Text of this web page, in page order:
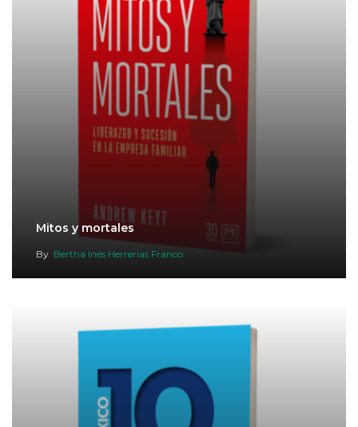
Mitos y mortales
By Bertha Inés Herrerías Franco